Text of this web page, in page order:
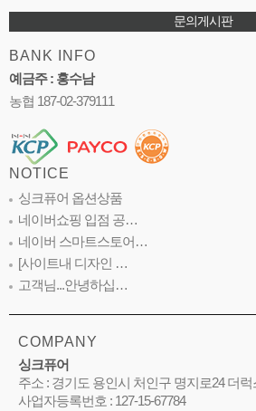
문의게시판
BANK INFO
예금주 : 홍수남
농협 187-02-379111
NOTICE
싱크퓨어 옵션상품
네이버쇼핑 입점 공…
네이버 스마트스토어…
[사이트내 디자인 …
고객님...안녕하십…
COMPANY
싱크퓨어
주소 : 경기도 용인시 처인구 명지로24 더럭
사업자등록번호 : 127-15-67784